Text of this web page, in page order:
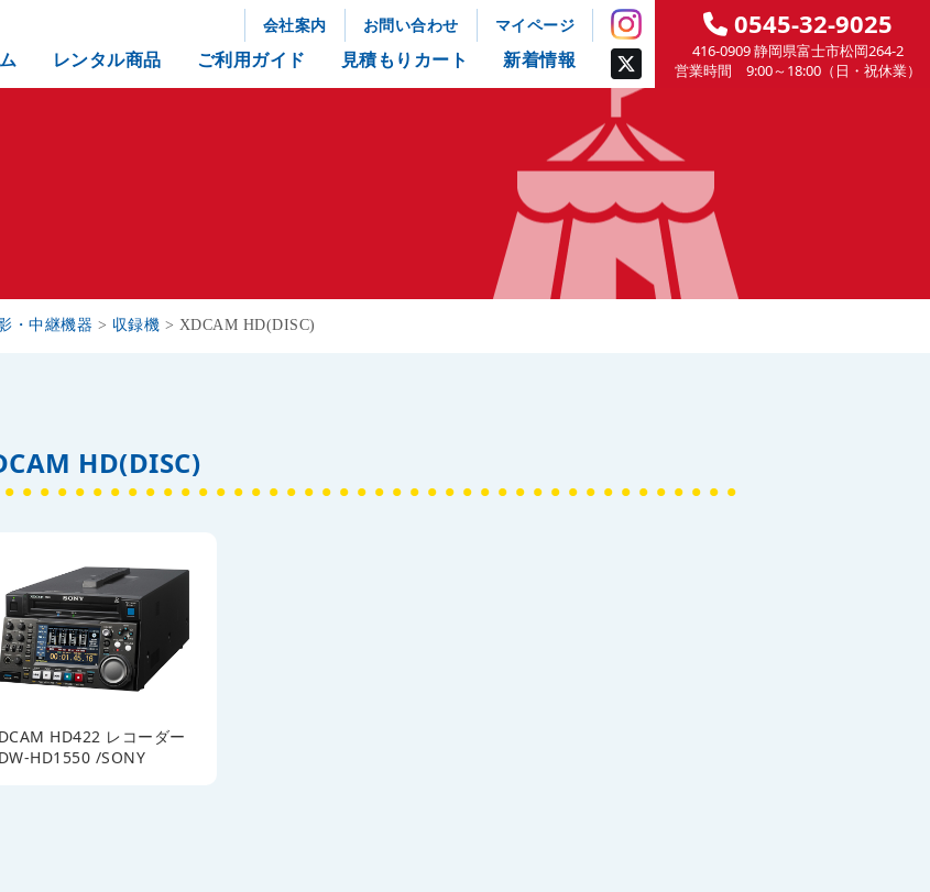
会社案内 お問い合わせ マイページ
レンタル商品 ご利用ガイド 見積もりカート 新着情報
0545-32-9025
416-0909 静岡県富士市松岡264-2
営業時間 9:00～18:00（日・祝休業）
・中継機器 > 収録機 > XDCAM HD(DISC)
HD(DISC)
HD422 レコーダー
HD1550 /SONY